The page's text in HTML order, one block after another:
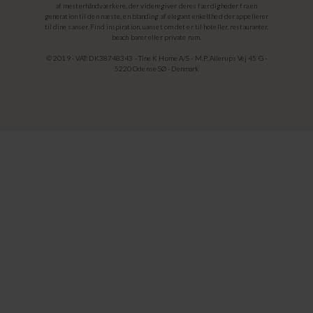
af mesterhåndværkere, der videregiver deres færdigheder fra en
generation til den næste, en blanding af elegant enkelthed der appellerer
til dine sanser. Find inspiration, uanset om det er til hoteller, restauranter,
beach barer eller private rum.
© 2019 - VAT: DK38748343 - Tine K Home A/S - M.P. Allerups Vej 45 G -
5220 Odense SØ - Denmark